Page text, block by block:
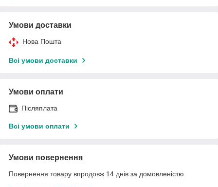
Умови доставки
Нова Пошта
Всі умови доставки
Умови оплати
Післяплата
Всі умови оплати
Умови повернення
Повернення товару впродовж 14 днів за домовленістю